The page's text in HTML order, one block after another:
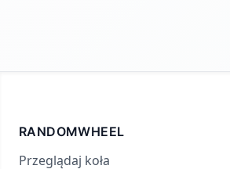
RANDOMWHEEL
Przeglądaj koła